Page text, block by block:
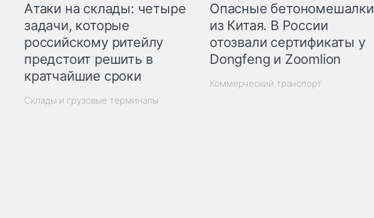
Атаки на склады: четыре
задачи, которые
российскому ритейлу
предстоит решить в
кратчайшие сроки
Склады и грузовые терминалы
Опасные бетономешалки
из Китая. В России
отозвали сертификаты у
Dongfeng и Zoomlion
Коммерческий транспорт